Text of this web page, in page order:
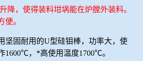
降，使得装料坩埚能在炉膛外装料。
便。
坚固耐用的U型硅钼棒，功率大，使
1600℃，*高使用温度1700℃。